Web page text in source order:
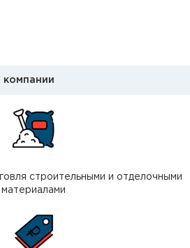
компании
строительными и отделочными
материалами